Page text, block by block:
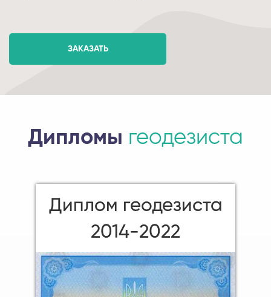
ЗАКАЗАТЬ
Дипломы геодезиста
Диплом геодезиста
2014-2022